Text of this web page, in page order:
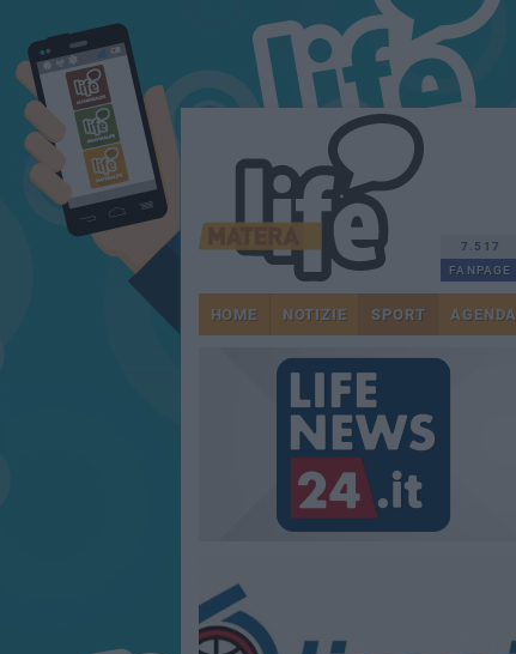
7.517
FANPAGE
HOME NOTIZIE SPORT AGENDA